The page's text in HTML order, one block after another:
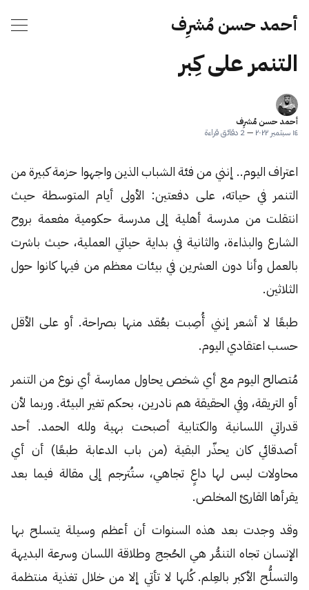
أحمد حسن مُشرِف
التنمر على كِبر
أحمد حسن مُشرِف
١٤ سبتمبر ٢٠٢٢
—2 دقائق قراءة
اعتراف اليوم.. إنني من فئة الشباب الذين واجهوا حزمة كبيرة من
التنمر في حياته، على دفعتين: الأولى أيام المتوسطة حيث
انتقلت من مدرسة أهلية إلى مدرسة حكومية مفعمة بروح
الشارع والبذاءة، والثانية في بداية حياتي العملية، حيث باشرت
بالعمل وأنا دون العشرين في بيئات معظم من فيها كانوا حول
الثلاثين.
طبعًا لا أشعر إنني أُصِبت بعُقد منها بصراحة. أو على الأقل
حسب اعتقادي اليوم.
مُتصالح اليوم مع أي شخص يحاول ممارسة أي نوع من التنمر
أو التريقة، وفي الحقيقة هم نادرين، بحكم تغير البيئة. وربما لأن
قدراتي اللسانية والكتابية أصبحت بهية ولله الحمد. أحد
أصدقائي كان يحذّر البقية (من باب الدعابة طبعًا) أن أي
محاولات ليس لها داعٍ تجاهي، ستُترجم إلى مقالة فيما بعد
يقرأها القارئ المخلص.
وقد وجدت بعد هذه السنوات أن أعظم وسيلة يتسلح بها
الإنسان تجاه التنمُّر هي الحُجج وطلاقة اللسان وسرعة البديهة
والتسلُّح الأكبر بالعِلم. كُلها لا تأتي إلا من خلال تغذية منتظمة